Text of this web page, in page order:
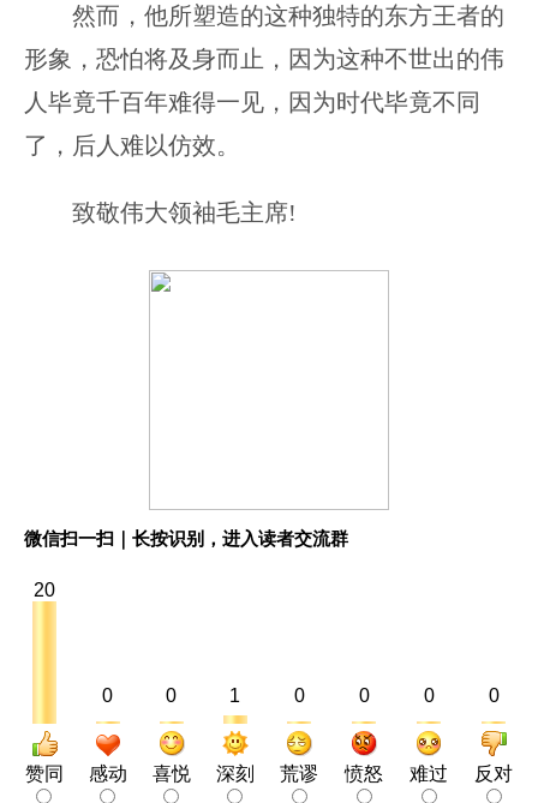
然而，他所塑造的这种独特的东方王者的
形象，恐怕将及身而止，因为这种不世出的伟
人毕竟千百年难得一见，因为时代毕竟不同
了，后人难以仿效。
致敬伟大领袖毛主席!
微信扫一扫｜长按识别，进入读者交流群
20
赞同
0
感动
0
喜悦
1
深刻
0
荒谬
0
愤怒
0
难过
0
反对